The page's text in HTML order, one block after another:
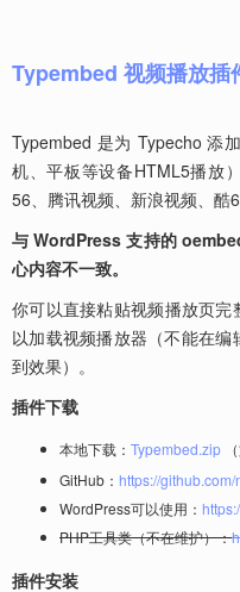
Typembed 视频播放插
Typembed 是为 Typecho 添
机、平板等设备HTML5播放
56、腾讯视频、新浪视频、酷
与 WordPress 支持的
心内容不一致。
你可以直接粘贴视频播放页
以加载视频播放器（不能在
到效果）。
插件下载
本地下载： Typembed.zip
GitHub： https://
WordPress可以使用：
PHP工具类（不在维护）：
插件安装